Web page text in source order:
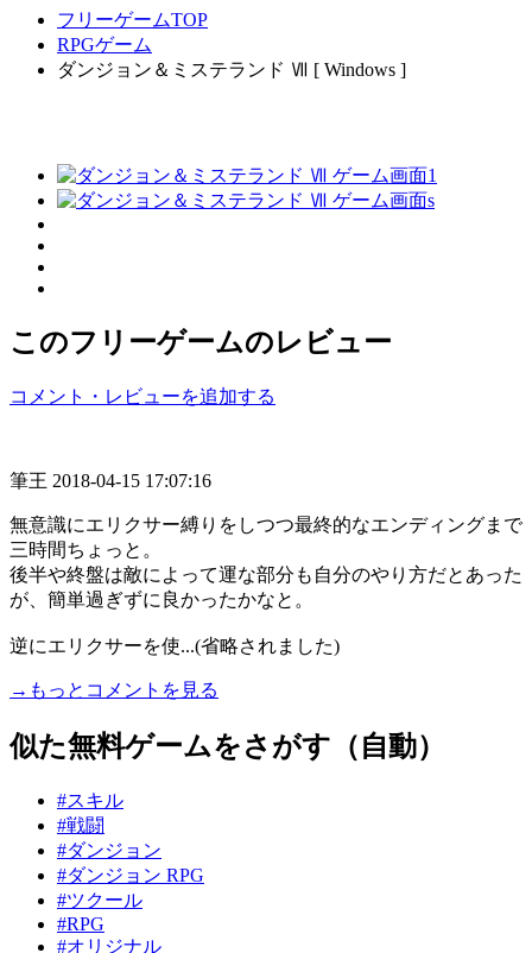
フリーゲームTOP
RPGゲーム
ダンジョン＆ミステランド Ⅶ [ Windows ]
このフリーゲームのレビュー
コメント・レビューを追加する
筆王 2018-04-15 17:07:16
無意識にエリクサー縛りをしつつ最終的なエンディングまで
三時間ちょっと。
後半や終盤は敵によって運な部分も自分のやり方だとあった
が、簡単過ぎずに良かったかなと。
逆にエリクサーを使...(省略されました)
→もっとコメントを見る
似た無料ゲームをさがす（自動）
#スキル
#戦闘
#ダンジョン
#ダンジョン RPG
#ツクール
#RPG
#オリジナル